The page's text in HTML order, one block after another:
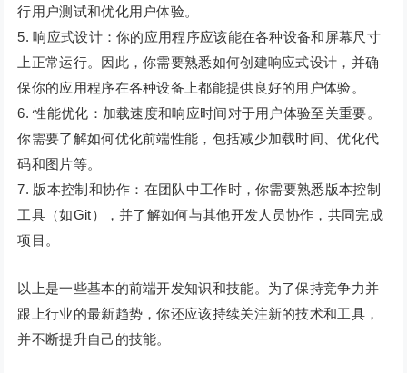
行用户测试和优化用户体验。
5. 响应式设计：你的应用程序应该能在各种设备和屏幕尺寸
上正常运行。因此，你需要熟悉如何创建响应式设计，并确
保你的应用程序在各种设备上都能提供良好的用户体验。
6. 性能优化：加载速度和响应时间对于用户体验至关重要。
你需要了解如何优化前端性能，包括减少加载时间、优化代
码和图片等。
7. 版本控制和协作：在团队中工作时，你需要熟悉版本控制
工具（如Git），并了解如何与其他开发人员协作，共同完成
项目。
以上是一些基本的前端开发知识和技能。为了保持竞争力并
跟上行业的最新趋势，你还应该持续关注新的技术和工具，
并不断提升自己的技能。